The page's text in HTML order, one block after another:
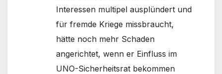
Interessen multipel ausplündert und
für fremde Kriege missbraucht,
hätte noch mehr Schaden
angerichtet, wenn er Einfluss im
UNO-Sicherheitsrat bekommen